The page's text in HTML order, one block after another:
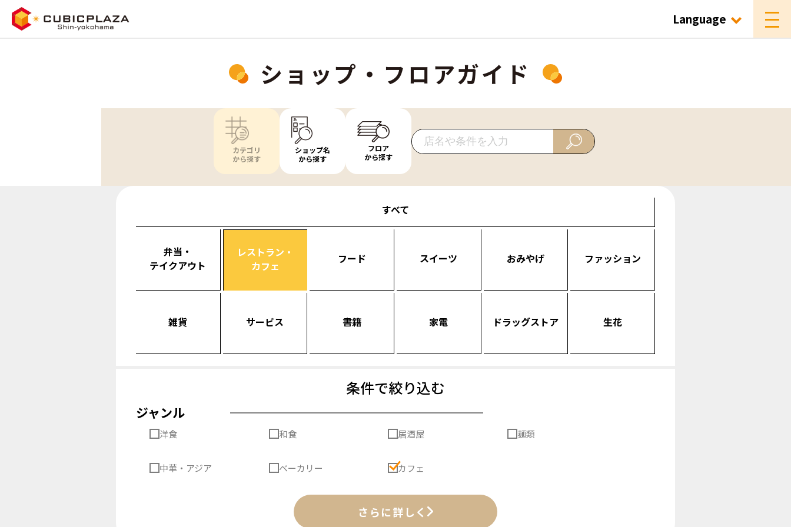
Language
ショップ・フロアガイド
カテゴリ
から探す
ショップ名
から探す
フロア
から探す
すべて
弁当・
テイクアウト
レストラン・
カフェ
フード スイーツ おみやげ ファッション
雑貨 サービス 書籍 家電 ドラッグストア 生花
条件で絞り込む
ジャンル
洋食 和食 居酒屋 麺類
中華・アジア ベーカリー カフェ
さらに詳しく